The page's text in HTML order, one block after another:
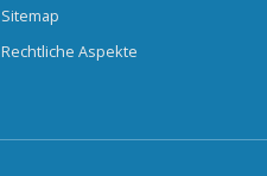
Sitemap
Rechtliche Aspekte